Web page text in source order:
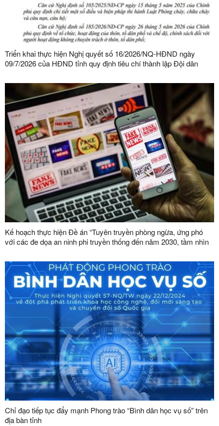
Triển khai thực hiện Nghị quyết số 16/2026/NQ-HĐND ngày
09/7/2026 của HĐND tỉnh quy định tiêu chí thành lập Đội dân
bàn tỉnh
Kế hoạch thực hiện Đề án “Tuyên truyền phòng ngừa, ứng phó
với các đe dọa an ninh phi truyền thống đến năm 2030, tầm nhìn
Chỉ đạo tiếp tục đẩy mạnh Phong trào “Bình dân học vụ số” trên
địa bàn tỉnh